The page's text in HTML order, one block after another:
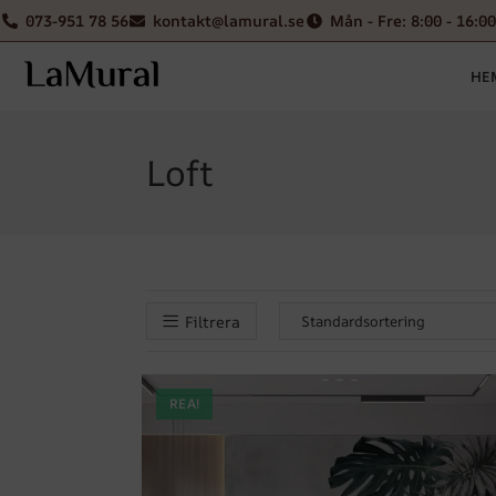
073-951 78 56 kontakt@lamural.se Mån - Fre: 8:00 - 16:00
Loft
Filtrera
REA!